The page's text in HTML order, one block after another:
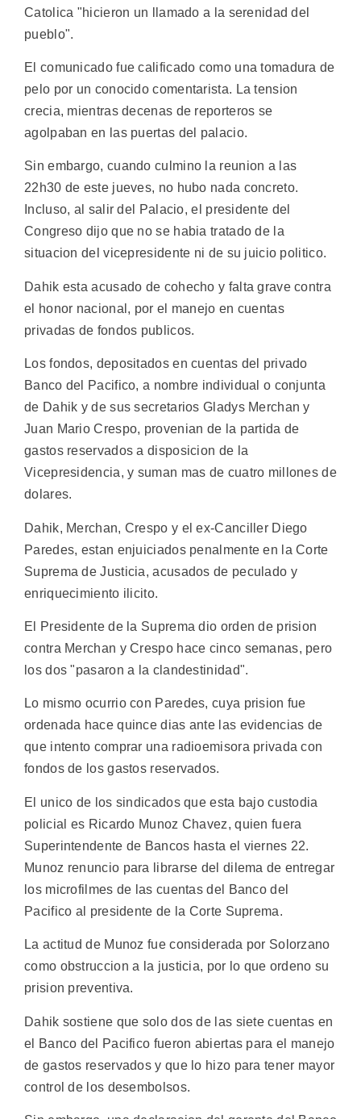
Catolica "hicieron un llamado a la serenidad del
pueblo".
El comunicado fue calificado como una tomadura de
pelo por un conocido comentarista. La tension
crecia, mientras decenas de reporteros se
agolpaban en las puertas del palacio.
Sin embargo, cuando culmino la reunion a las
22h30 de este jueves, no hubo nada concreto.
Incluso, al salir del Palacio, el presidente del
Congreso dijo que no se habia tratado de la
situacion del vicepresidente ni de su juicio politico.
Dahik esta acusado de cohecho y falta grave contra
el honor nacional, por el manejo en cuentas
privadas de fondos publicos.
Los fondos, depositados en cuentas del privado
Banco del Pacifico, a nombre individual o conjunta
de Dahik y de sus secretarios Gladys Merchan y
Juan Mario Crespo, provenian de la partida de
gastos reservados a disposicion de la
Vicepresidencia, y suman mas de cuatro millones de
dolares.
Dahik, Merchan, Crespo y el ex-Canciller Diego
Paredes, estan enjuiciados penalmente en la Corte
Suprema de Justicia, acusados de peculado y
enriquecimiento ilicito.
El Presidente de la Suprema dio orden de prision
contra Merchan y Crespo hace cinco semanas, pero
los dos "pasaron a la clandestinidad".
Lo mismo ocurrio con Paredes, cuya prision fue
ordenada hace quince dias ante las evidencias de
que intento comprar una radioemisora privada con
fondos de los gastos reservados.
El unico de los sindicados que esta bajo custodia
policial es Ricardo Munoz Chavez, quien fuera
Superintendente de Bancos hasta el viernes 22.
Munoz renuncio para librarse del dilema de entregar
los microfilmes de las cuentas del Banco del
Pacifico al presidente de la Corte Suprema.
La actitud de Munoz fue considerada por Solorzano
como obstruccion a la justicia, por lo que ordeno su
prision preventiva.
Dahik sostiene que solo dos de las siete cuentas en
el Banco del Pacifico fueron abiertas para el manejo
de gastos reservados y que lo hizo para tener mayor
control de los desembolsos.